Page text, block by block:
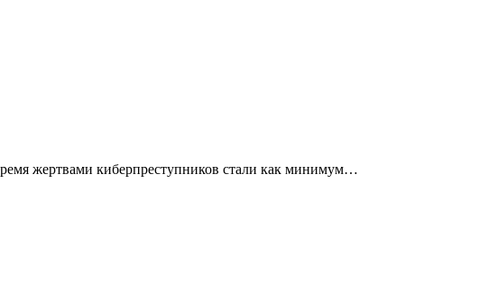
жертвами киберпреступников стали как минимум…